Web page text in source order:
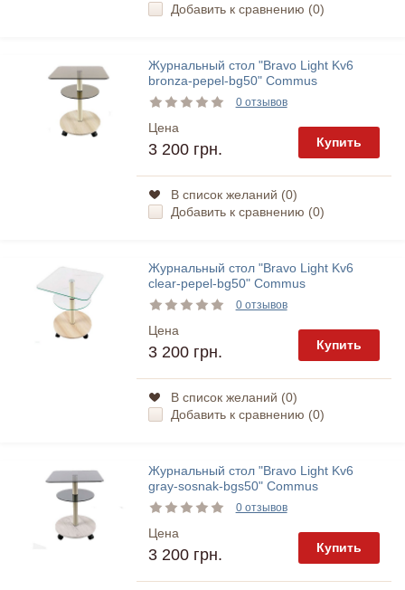
Добавить к сравнению (0)
Журнальный стол "Bravo Light Kv6
bronza-pepel-bg50" Commus
0 отзывов
Цена
3 200 грн. Купить
В список желаний (0)
Добавить к сравнению (0)
Журнальный стол "Bravo Light Kv6
clear-pepel-bg50" Commus
0 отзывов
Цена
3 200 грн. Купить
В список желаний (0)
Добавить к сравнению (0)
Журнальный стол "Bravo Light Kv6
gray-sosnak-bgs50" Commus
0 отзывов
Цена
3 200 грн. Купить